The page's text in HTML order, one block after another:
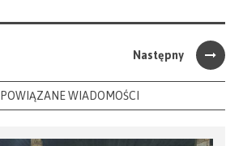
Następny
POWIĄZANE WIADOMOŚCI